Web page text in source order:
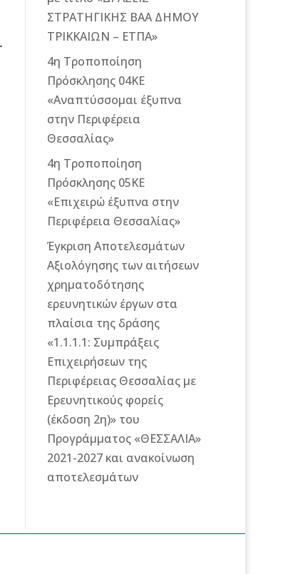
ΣΤΡΑΤΗΓΙΚΗΣ ΒΑΑ ΔΗΜΟΥ
ΤΡΙΚΚΑΙΩΝ – ΕΤΠΑ»
4η Τροποποίηση
Πρόσκλησης 04ΚΕ
«Αναπτύσσομαι έξυπνα
στην Περιφέρεια
Θεσσαλίας»
4η Τροποποίηση
Πρόσκλησης 05ΚΕ
«Επιχειρώ έξυπνα στην
Περιφέρεια Θεσσαλίας»
Έγκριση Αποτελεσμάτων
Αξιολόγησης των αιτήσεων
χρηματοδότησης
ερευνητικών έργων στα
πλαίσια της δράσης
«1.1.1.1: Συμπράξεις
Επιχειρήσεων της
Περιφέρειας Θεσσαλίας με
Ερευνητικούς φορείς
(έκδοση 2η)» του
Προγράμματος «ΘΕΣΣΑΛΙΑ»
2021-2027 και ανακοίνωση
αποτελεσμάτων